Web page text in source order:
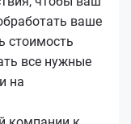
ваше
стоимость
все нужные
на